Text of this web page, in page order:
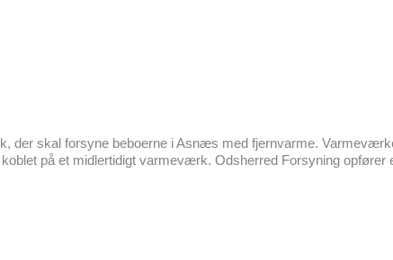
der skal forsyne beboerne i Asnæs med fjernvarme.
på et midlertidigt varmeværk. Odsherred Forsyning